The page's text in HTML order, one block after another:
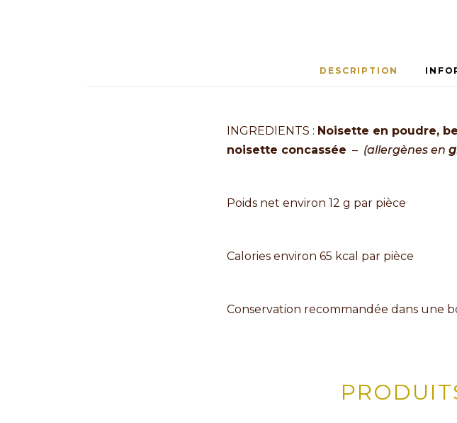
DESCRIPTION
INGREDIENTS : Noisette en poudre,
noisette concassée – (allergènes en
Poids net environ 12 g par pièce
Calories environ 65 kcal par pièce
Conservation recommandée dans une